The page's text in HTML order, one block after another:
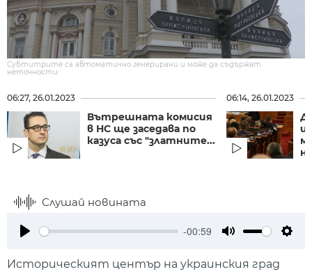
Субтитрите са автоматично генерирани и може да съдържат
неточности.
06:27, 26.01.2023
Вътрешната комисия
в НС ще заседава по
казуса със "златните...
06:14, 26.01.2023
Слушай новината
-00:59
Историческият център на украинския град